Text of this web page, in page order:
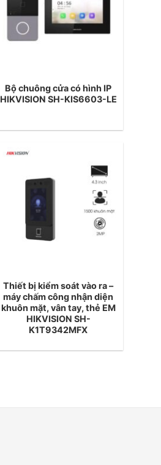
Bộ chuông cửa có hình IP
HIKVISION SH-KIS6603-LE
Thiết bị kiểm soát vào ra –
máy chấm công nhận diện
khuôn mặt, vân tay, thẻ EM
HIKVISION SH-
K1T9342MFX